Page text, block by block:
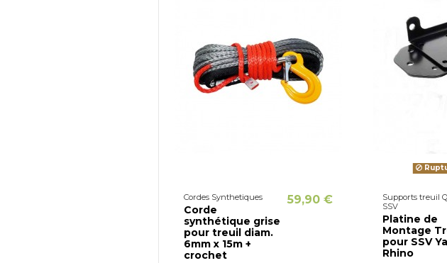
Cordes Synthetiques
Corde
synthétique grise
pour treuil diam.
6mm x 15m +
crochet
59,90 €
Supports treuil
SSV
Platine de
Montage
pour SSV
Rhino